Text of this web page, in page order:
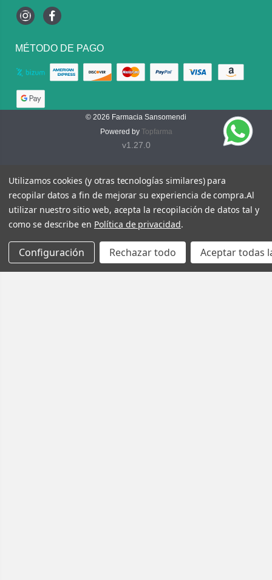
InstagramFacebook
MÉTODO DE PAGO
© 2026 Farmacia Sansomendi
Powered by Topfarma
v1.27.0
Utilizamos cookies (y otras tecnologías similares) para
recopilar datos a fin de mejorar su experiencia de compra.Al
utilizar nuestro sitio web, acepta la recopilación de datos tal y
como se describe en Política de privacidad.
Configuración Rechazar todo Aceptar todas